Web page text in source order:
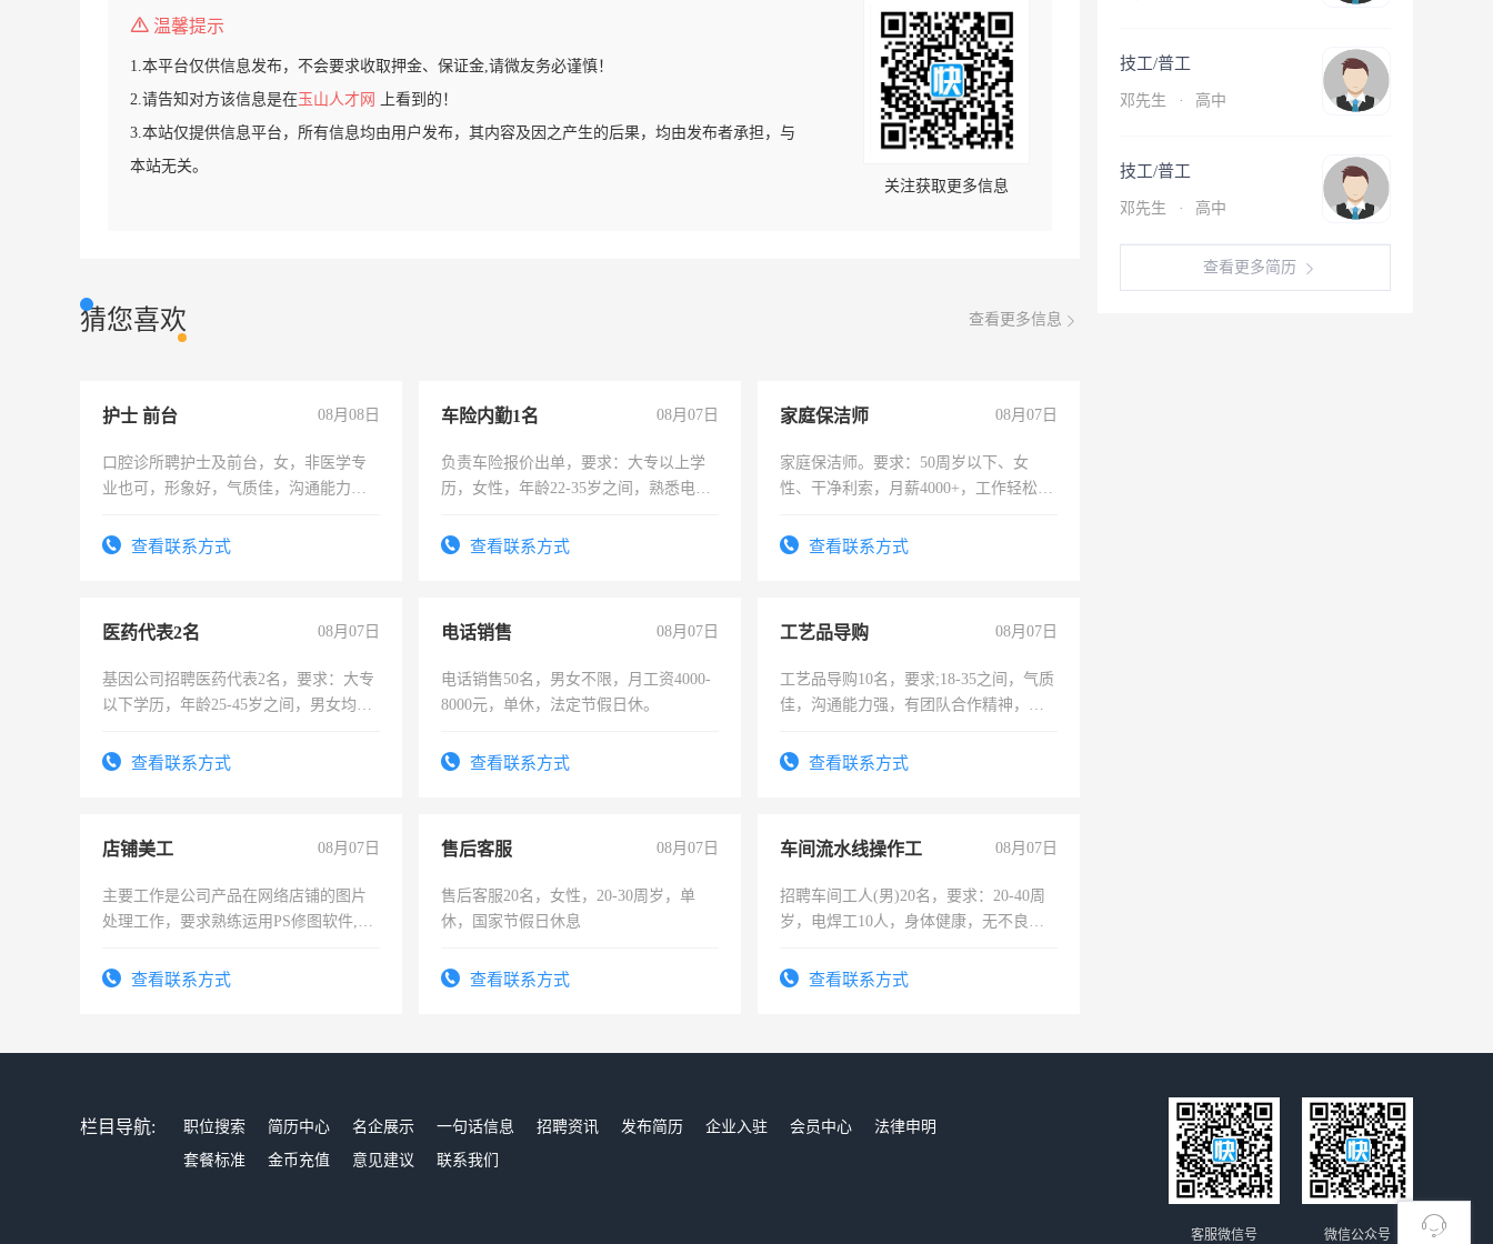
温馨提示
1.本平台仅供信息发布，不会要求收取押金、保证金,请微友务必谨慎！
2.请告知对方该信息是在玉山人才网
上看到的！
3.本站仅提供信息平台，所有信息均由用户发布，其内容及因之产生的后果，均由发布者承担，与
本站无关。
关注获取更多信息
猜您喜欢 查看更多信息
护士 前台 08月08日
口腔诊所聘护士及前台，女，非医学专
业也可，形象好，气质佳，沟通能力
查看联系方式
车险内勤1名 08月07日
负责车险报价出单，要求：大专以上学
历，女性，年龄22-35岁之间，熟悉电脑
试用期1-3个月，转正后交纳五险，
查看联系方式
家庭保洁师 08月07日
家庭保洁师。要求：50周岁以下、女
性、干净利索，月薪4000+，工作轻松，
太太等。查看联系方式
医药代表2名 08月07日
基因公司招聘医药代表2名，要求：大专
以下学历，年龄25-45岁之间，男女均
表或者有医学资质的优先，底薪+绩效，
查看联系方式
电话销售 08月07日
电话销售50名，男女不限，月工资4000-
8000元，单休，法定节假日休。
查看联系方式
工艺品导购 08月07日
工艺品导购10名，要求;18-35之间，气质
佳，沟通能力强，有团队合作精神，有
查看联系方式
店铺美工 08月07日
主要工作是公司产品在网络店铺的图片
处理工作，要求熟练运用PS修图软件,工
查看联系方式
售后客服 08月07日
售后客服20名，女性，20-30周岁，单
休，国家节假日休息
查看联系方式
车间流水线操作工 08月07日
招聘车间工人(男)20名，要求：20-40周
岁，电焊工10人，身体健康，无不良嗜
宿，免费发放劳保用品，两班倒，每月
查看联系方式
技工/普工
邓先生 · 高中
技工/普工
邓先生 · 高中
查看更多简历
栏目导航: 职位搜索 简历中心 名企展示 一句话信息 招聘资讯 发布简历 企业入驻 会员中心
法律申明
套餐标准
金币充值 意见建议 联系我们
微信公众号
客服微信号